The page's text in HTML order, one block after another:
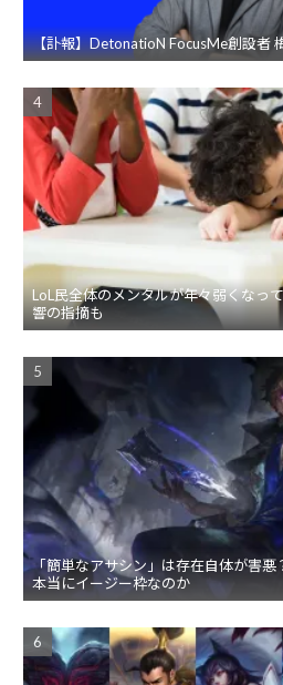
【訃報】DetonatioN FocusMe創設者
LoL民全体のメンタルが年々弱くなっ
響の指摘も
「簡単なアサシン」は存在自体が害悪
本当にイージー枠なのか